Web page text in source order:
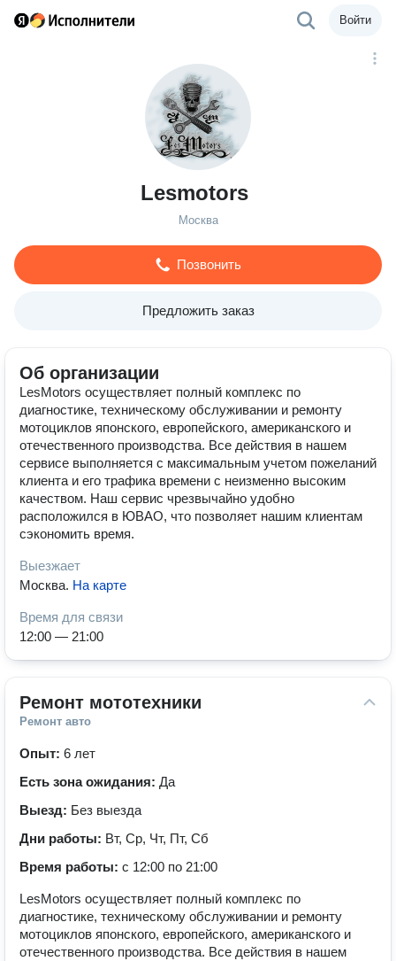
Войти
Lesmotors
Москва
Позвонить
Предложить заказ
Об организации
LesMotors осуществляет полный комплекс по
диагностике, техническому обслуживании и ремонту
мотоциклов японского, европейского, американского и
отечественного производства. Все действия в нашем
сервисе выполняется с максимальным учетом пожеланий
клиента и его трафика времени с неизменно высоким
качеством. Наш сервис чрезвычайно удобно
расположился в ЮВАО, что позволяет нашим клиентам
сэкономить время.
Выезжает
Москва. На карте
Время для связи
12:00 — 21:00
Ремонт мототехники
Ремонт авто
Опыт: 6 лет
Есть зона ожидания: Да
Выезд: Без выезда
Дни работы: Вт, Ср, Чт, Пт, Сб
Время работы: с 12:00 по 21:00
LesMotors осуществляет полный комплекс по
диагностике, техническому обслуживании и ремонту
мотоциклов японского, европейского, американского и
отечественного производства. Все действия в нашем